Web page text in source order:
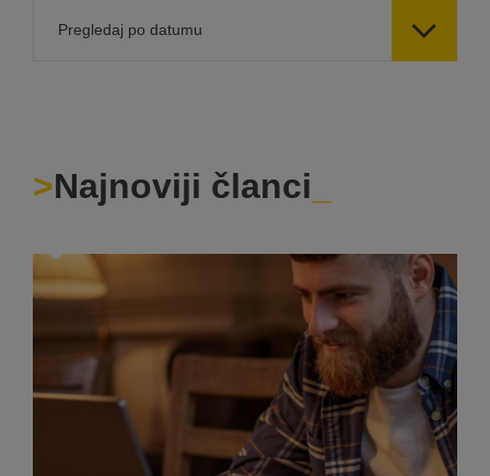
Pregledaj po datumu
Najnoviji članci